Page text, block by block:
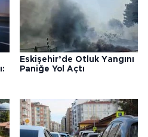
Eskişehir’de Otluk Yangını
Paniğe Yol Açtı